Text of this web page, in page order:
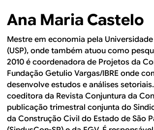
o
g
d
o
I
B
u
l
á
r
i
o
d
Ana Maria Castelo
Mestre em economia pela
(USP), onde também atuou como
2010 é coordenadora de Projetos da
Fundação Getulio Vargas/IBRE onde
desenvolve estudos e análises
coeditora da Revista Conjuntura da
publicação trimestral conjunta do
da Construção Civil do Estado de São